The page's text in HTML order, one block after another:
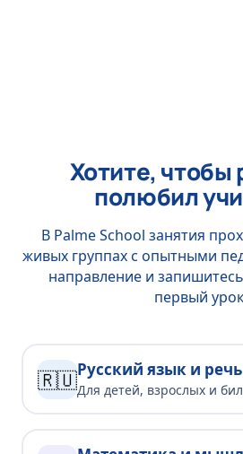
Хотите, чтобы
полюбил
В Palme School занятия
живых группах с опытными
направление и
первый
🇷🇺Русский язык и речь
Для детей, взрослых и